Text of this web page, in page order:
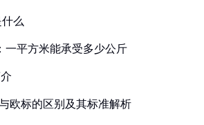
么
一平方米能承受多少公斤
欧标的区别及其标准解析